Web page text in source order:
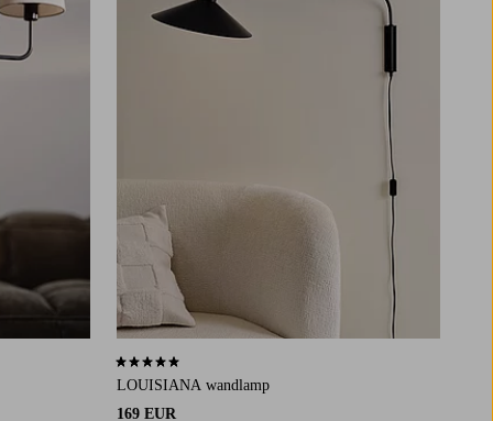
LOUISIANA wandlamp
169 EUR
5,0 op basis van 2 beoordelingen